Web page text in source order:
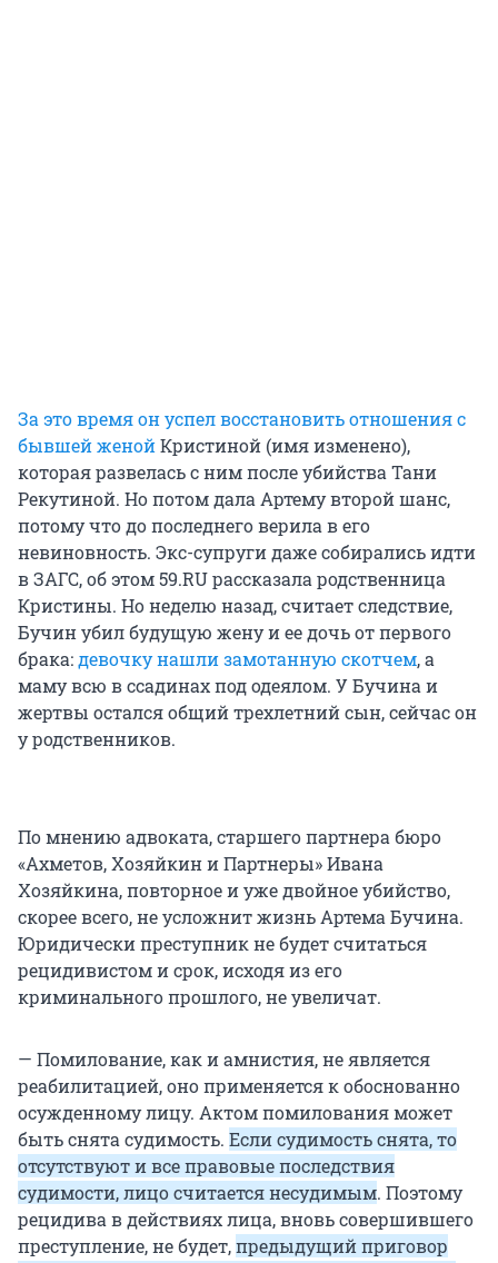
За это время он успел восстановить отношения с
бывшей женойКристиной (имя изменено),
которая развелась с ним после убийства Тани
Рекутиной. Но потом дала Артему второй шанс,
потому что до последнего верила в его
невиновность. Экс-супруги даже собирались идти
в ЗАГС, об этом 59.RU рассказала родственница
Кристины. Но неделю назад, считает следствие,
Бучин убил будущую жену и ее дочь от первого
брака:девочку нашли замотанную скотчем, а
маму всю в ссадинах под одеялом. У Бучина и
жертвы остался общий трехлетний сын, сейчас он
у родственников.
По мнению адвоката, старшего партнера бюро
«Ахметов, Хозяйкин и Партнеры» Ивана
Хозяйкина, повторное и уже двойное убийство,
скорее всего, не усложнит жизнь Артема Бучина.
Юридически преступник не будет считаться
рецидивистом и срок, исходя из его
криминального прошлого, не увеличат.
— Помилование, как и амнистия, не является
реабилитацией, оно применяется к обоснованно
осужденному лицу. Актом помилования может
быть снята судимость. Если судимость снята, то
отсутствуют и все правовые последствия
судимости, лицо считается несудимым. Поэтому
рецидива в действиях лица, вновь совершившего
преступление, не будет,предыдущий приговор